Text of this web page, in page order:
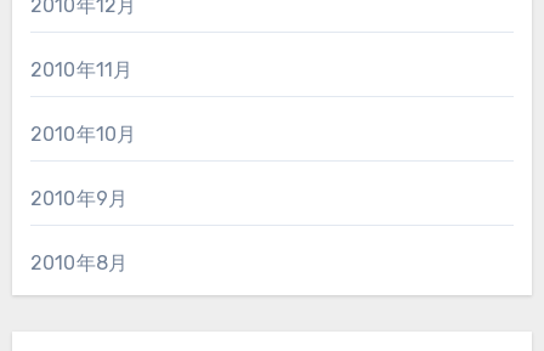
2010年12月
2010年11月
2010年10月
2010年9月
2010年8月